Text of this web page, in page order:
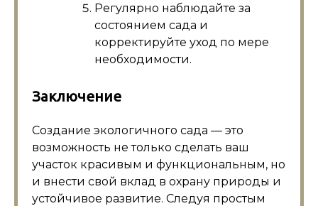
Регулярно наблюдайте за
состоянием сада и
корректируйте уход по мере
необходимости.
Заключение
Создание экологичного сада — это
возможность не только сделать ваш
участок красивым и функциональным, но
и внести свой вклад в охрану природы и
устойчивое развитие. Следуя простым